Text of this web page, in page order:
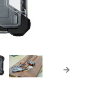
Next